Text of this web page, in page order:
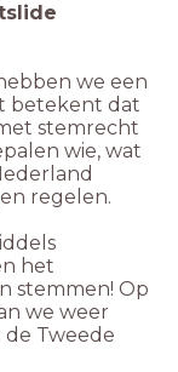
we een
betekent dat
stemrecht
wie, wat
regelen.
het
stemmen! Op
we weer
Tweede